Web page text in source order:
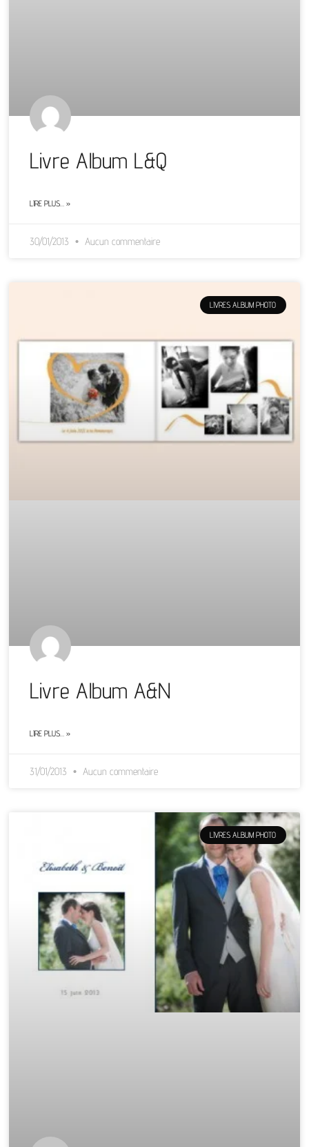
Livre Album L&Q
LIRE PLUS… »
30/01/2013 Aucun commentaire
LIVRES ALBUM PHOTO
Livre Album A&N
LIRE PLUS… »
31/01/2013 Aucun commentaire
LIVRES ALBUM PHOTO